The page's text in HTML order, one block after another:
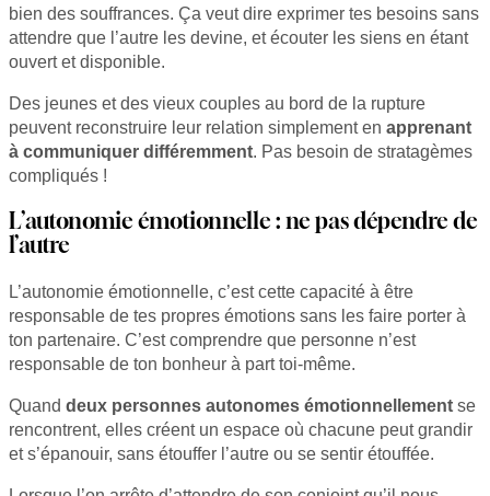
bien des souffrances. Ça veut dire exprimer tes besoins sans
attendre que l’autre les devine, et écouter les siens en étant
ouvert et disponible.
Des jeunes et des vieux couples au bord de la rupture
peuvent reconstruire leur relation simplement en apprenant
à communiquer différemment. Pas besoin de stratagèmes
compliqués !
L’autonomie émotionnelle : ne pas dépendre de
l’autre
L’autonomie émotionnelle, c’est cette capacité à être
responsable de tes propres émotions sans les faire porter à
ton partenaire. C’est comprendre que personne n’est
responsable de ton bonheur à part toi-même.
Quand deux personnes autonomes émotionnellement se
rencontrent, elles créent un espace où chacune peut grandir
et s’épanouir, sans étouffer l’autre ou se sentir étouffée.